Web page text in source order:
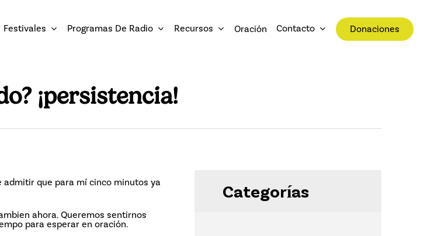
Festivales Programas De Radio Recursos Oración Contacto Donaciones
¡persistencia!
admitir que para mí cinco minutos ya
ahora. Queremos sentirnos
para esperar en oración.
Categorías